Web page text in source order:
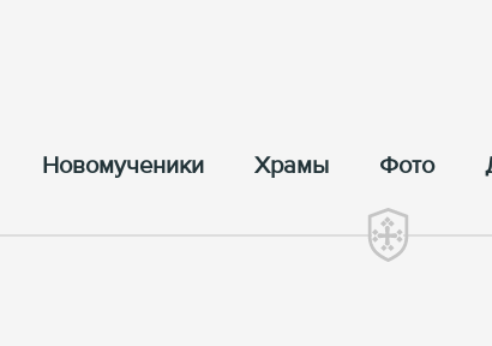
Новомученики Храмы Фото